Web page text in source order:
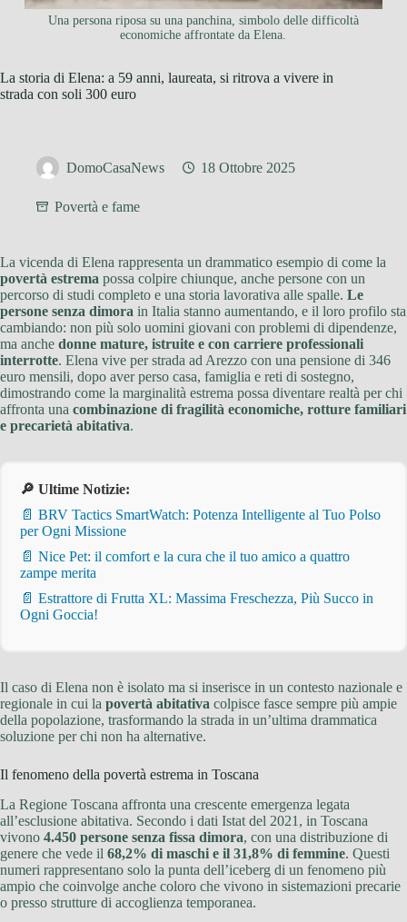
Una persona riposa su una panchina, simbolo delle difficoltà
economiche affrontate da Elena.
La storia di Elena: a 59 anni, laureata, si ritrova a vivere in
strada con soli 300 euro
DomoCasaNews 18 Ottobre 2025
Povertà e fame
La vicenda di Elena rappresenta un drammatico esempio di come la
povertà estrema possa colpire chiunque, anche persone con un
percorso di studi completo e una storia lavorativa alle spalle. Le
persone senza dimora in Italia stanno aumentando, e il loro profilo sta
cambiando: non più solo uomini giovani con problemi di dipendenze,
ma anche donne mature, istruite e con carriere professionali
interrotte. Elena vive per strada ad Arezzo con una pensione di 346
euro mensili, dopo aver perso casa, famiglia e reti di sostegno,
dimostrando come la marginalità estrema possa diventare realtà per chi
affronta una combinazione di fragilità economiche, rotture familiari
e precarietà abitativa.
🔎 Ultime Notizie:
📄 BRV Tactics SmartWatch: Potenza Intelligente al Tuo Polso
per Ogni Missione
📄 Nice Pet: il comfort e la cura che il tuo amico a quattro
zampe merita
📄 Estrattore di Frutta XL: Massima Freschezza, Più Succo in
Ogni Goccia!
Il caso di Elena non è isolato ma si inserisce in un contesto nazionale e
regionale in cui la povertà abitativa colpisce fasce sempre più ampie
della popolazione, trasformando la strada in un’ultima drammatica
soluzione per chi non ha alternative.
Il fenomeno della povertà estrema in Toscana
La Regione Toscana affronta una crescente emergenza legata
all’esclusione abitativa. Secondo i dati Istat del 2021, in Toscana
vivono 4.450 persone senza fissa dimora, con una distribuzione di
genere che vede il 68,2% di maschi e il 31,8% di femmine. Questi
numeri rappresentano solo la punta dell’iceberg di un fenomeno più
ampio che coinvolge anche coloro che vivono in sistemazioni precarie
o presso strutture di accoglienza temporanea.